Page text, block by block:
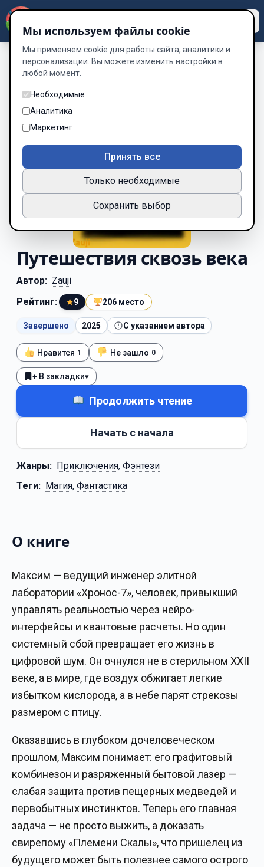
Путешествия сквозь века
Автор: Zauji
Рейтинг:
★9 206 место
Завершено 2025 С указанием автора
Нравится 1 Не зашло 0
+ В закладки▾
Продолжить чтение
Начать с начала
Жанры: Приключения, Фэнтези
Теги: Магия, Фантастика
О книге
Максим — ведущий инженер элитной
лаборатории «Хронос-7», человек, привыкший
управлять реальностью через нейро-
интерфейсы и квантовые расчеты. Но один
системный сбой превращает его жизнь в
цифровой шум. Он очнулся не в стерильном XXII
веке, а в мире, где воздух обжигает легкие
избытком кислорода, а в небе парят стрекозы
размером с птицу.
Оказавшись в глубоком дочеловеческом
прошлом, Максим понимает: его графитовый
комбинезон и разряженный бытовой лазер —
слабая защита против пещерных медведей и
первобытных инстинктов. Теперь его главная
задача — не просто выжить, а доказать
свирепому «Племени Скалы», что пришелец из
будущего может быть полезнее самого острого
Мы используем файлы cookie
Мы применяем cookie для работы сайта, аналитики и
персонализации. Вы можете изменить настройки в
любой момент.
Необходимые
Аналитика
Маркетинг
Принять все
Только необходимые
Сохранить выбор